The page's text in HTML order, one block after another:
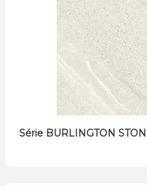
Série BURLINGTON